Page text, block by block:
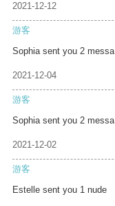
2021-12-12
游客
Sophia sent you 2 messa
2021-12-04
游客
Sophia sent you 2 messa
2021-12-02
游客
Estelle sent you 1 nude